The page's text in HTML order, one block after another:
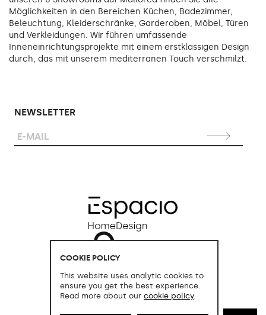
Möglichkeiten in den Bereichen Küchen, Badezimmer,
Beleuchtung, Kleiderschränke, Garderoben, Möbel, Türen
und Verkleidungen. Wir führen umfassende
Inneneinrichtungsprojekte mit einem erstklassigen Design
durch, das mit unserem mediterranen Touch verschmilzt.
NEWSLETTER
COOKIE POLICY
This website uses analytic cookies to
ensure you get the best experience.
Read more about our cookie policy.